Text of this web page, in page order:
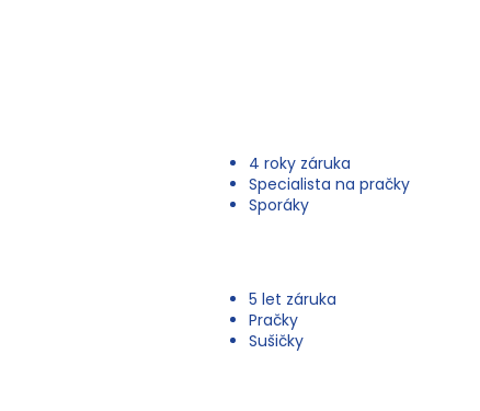
4 roky záruka
Specialista na pračky
Sporáky
5 let záruka
Pračky
Sušičky